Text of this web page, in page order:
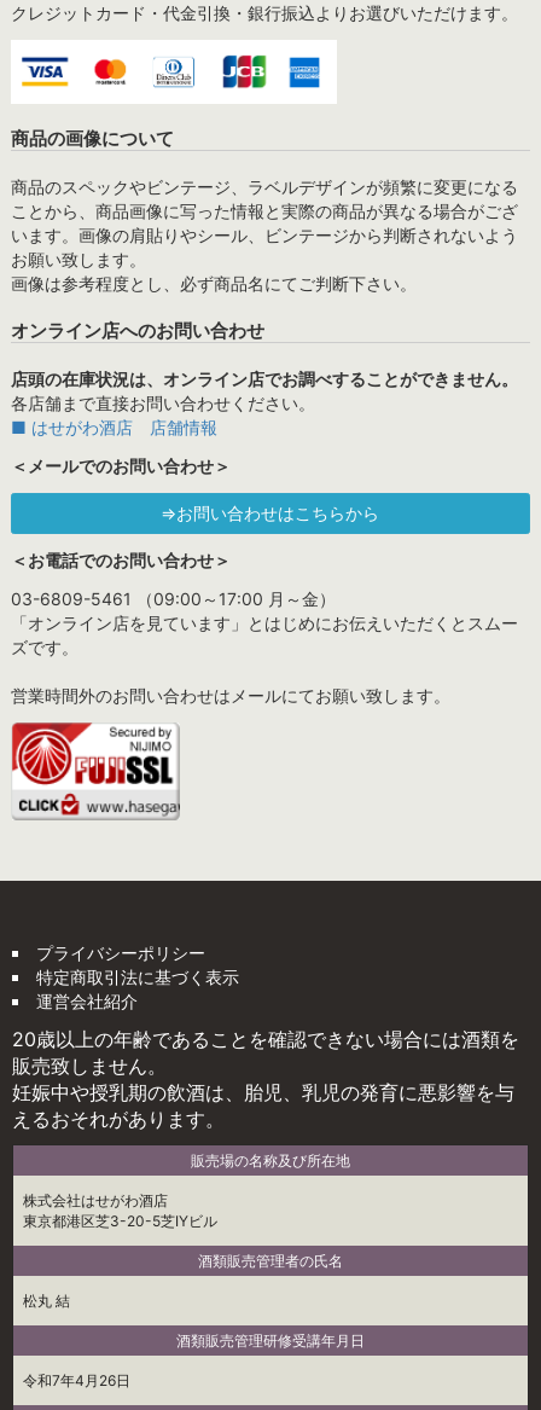
クレジットカード・代金引換・銀行振込よりお選びいただけます。
商品の画像について
商品のスペックやビンテージ、ラベルデザインが頻繁に変更になる
ことから、商品画像に写った情報と実際の商品が異なる場合がござ
います。画像の肩貼りやシール、ビンテージから判断されないよう
お願い致します。
画像は参考程度とし、必ず商品名にてご判断下さい。
オンライン店へのお問い合わせ
店頭の在庫状況は、オンライン店でお調べすることができません。
各店舗まで直接お問い合わせください。
■ はせがわ酒店 店舗情報
＜メールでのお問い合わせ＞
⇒お問い合わせはこちらから
＜お電話でのお問い合わせ＞
03-6809-5461 （09:00～17:00 月～金）
「オンライン店を見ています」とはじめにお伝えいただくとスムー
ズです。
営業時間外のお問い合わせはメールにてお願い致します。
プライバシーポリシー
特定商取引法に基づく表示
運営会社紹介
20歳以上の年齢であることを確認できない場合には酒類を
販売致しません。
妊娠中や授乳期の飲酒は、胎児、乳児の発育に悪影響を与
えるおそれがあります。
販売場の名称及び所在地
株式会社はせがわ酒店
東京都港区芝3-20-5芝IYビル
酒類販売管理者の氏名
松丸 結
酒類販売管理研修受講年月日
令和7年4月26日